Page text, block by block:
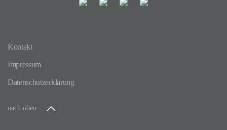
Kontakt
Impressum
Datenschutzerklärung
nach oben